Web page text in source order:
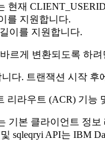
현재
를 지원합니다.
이를 지원합니다.
르게 변환되도록 하
다. 트랜잭션 시작 후
리라우트 (ACR) 기능
기본 클라이언트 정보
sqleqryi API는 IBM